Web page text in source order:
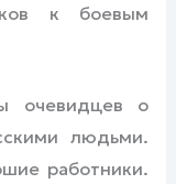
к боевым
очевидцев о
людьми.
работники.